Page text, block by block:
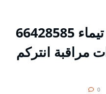
فني تركيب كاميرات تيماء 66428585
مراقبة انتركم
0